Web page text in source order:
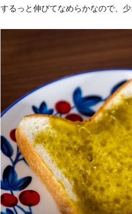
するっと伸びてなめらかなので、